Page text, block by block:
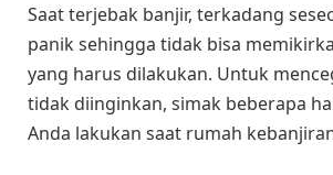
Saat terjebak banjir, terkadang
panik sehingga tidak bisa
yang harus dilakukan. Untuk
tidak diinginkan, simak beberapa
Anda lakukan saat rumah